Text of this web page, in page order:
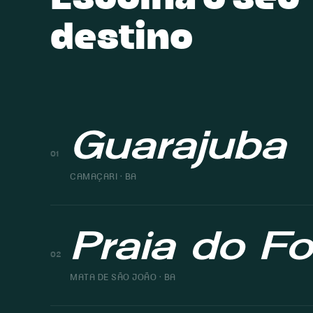
destino
01 Guarajuba
CAMAÇARI · BA
02 Praia do
MATA DE SÃO JOÃO · BA